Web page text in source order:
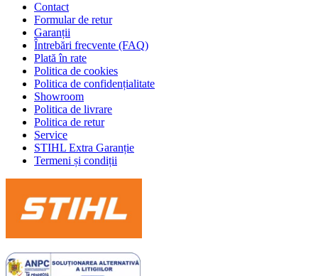
Contact
Formular de retur
Garanții
Întrebări frecvente (FAQ)
Plată în rate
Politica de cookies
Politica de confidențialitate
Showroom
Politica de livrare
Politica de retur
Service
STIHL Extra Garanție
Termeni și condiții